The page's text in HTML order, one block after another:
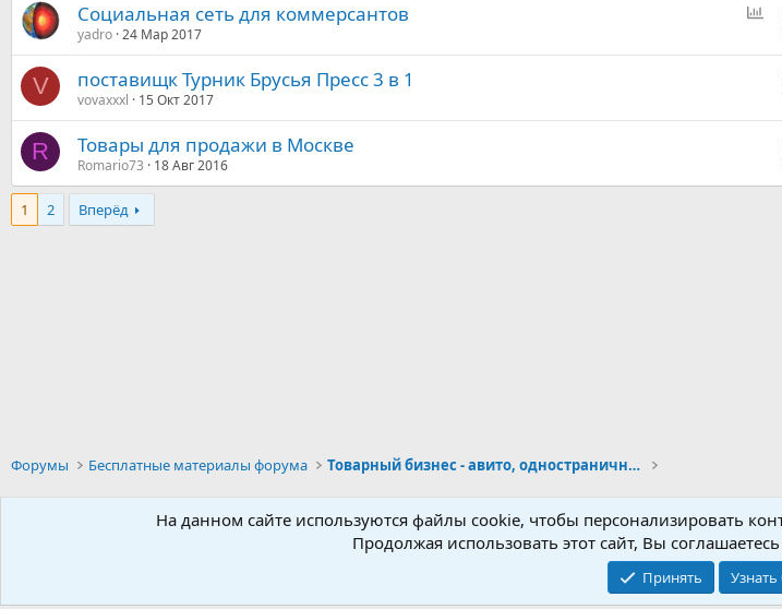
л
о
Социальная сеть для коммерсантов
yadro 24 Мар 2017
V поставищк Турник Брусья Пресс 3 в 1
vovaxxxl 15 Окт 2017
R Товары для продажи в Москве
Romario73 18 Авг 2016
1 2 Вперёд
Форумы Бесплатные материалы форума Товарный бизнес - авито, одностраничники и интерне
Community platform by XenForo® ©
add-ons from DragonByte™
На данном сайте используются файлы cookie, чтобы персонализировать
Продолжая использовать этот сайт, Вы
Принять